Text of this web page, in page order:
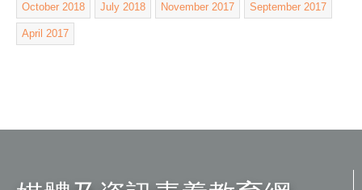
October 2018 July 2018 November 2017 September 2017
April 2017